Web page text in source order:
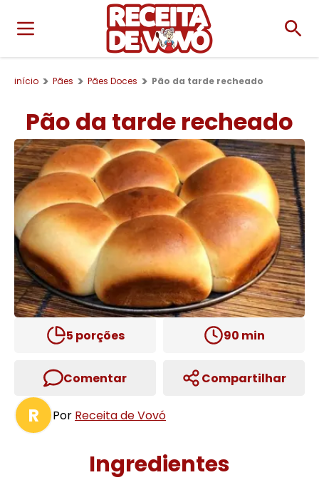
início Pães Pães Doces Pão da tarde recheado
Pão da tarde recheado
5 porções 90 min
Comentar Compartilhar
R Por Receita de Vovó
Ingredientes